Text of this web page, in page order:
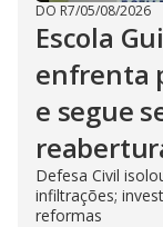
DO R7/05/08/2026
Escola
enfrenta
e segue
Defesa Civil
infiltrações;
reformas